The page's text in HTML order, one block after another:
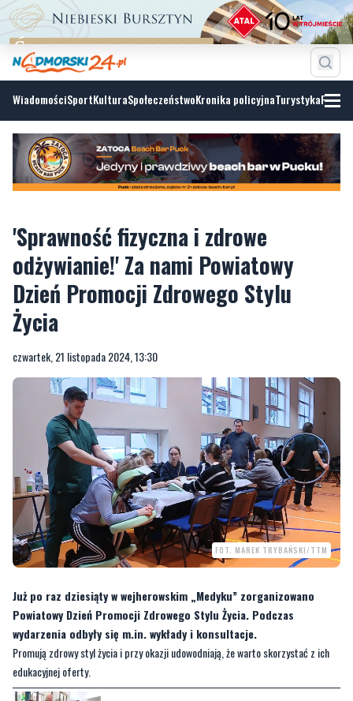
WiadomościSportKulturaSpołeczeństwoKronika policyjnaTurystyka
'Sprawność fizyczna i zdrowe
odżywianie!' Za nami Powiatowy
Dzień Promocji Zdrowego Stylu
Życia
czwartek, 21 listopada 2024, 13:30
FOT. MAREK TRYBAŃSKI/TTM
Już po raz dziesiąty w wejherowskim „Medyku” zorganizowano
Powiatowy Dzień Promocji Zdrowego Stylu Życia. Podczas
wydarzenia odbyły się m.in. wykłady i konsultacje.
Promują zdrowy styl życia i przy okazji udowodniają, że warto skorzystać z ich
edukacyjnej oferty.